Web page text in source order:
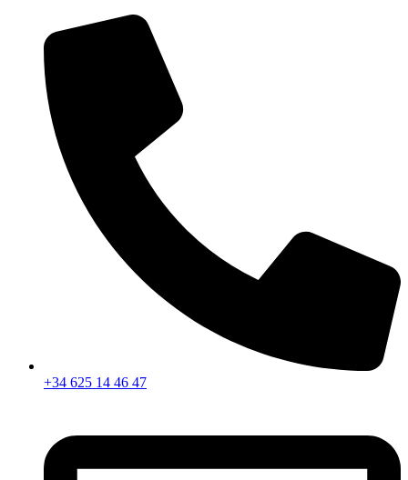
contenido
+34 625 14 46 47